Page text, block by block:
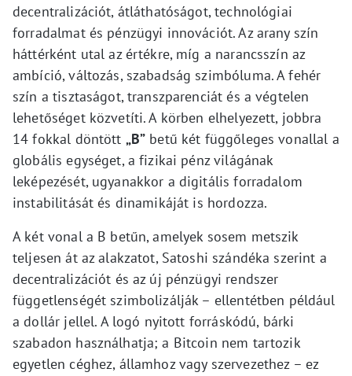
decentralizációt, átláthatóságot, technológiai
forradalmat és pénzügyi innovációt. Az arany szín
háttérként utal az értékre, míg a narancsszín az
ambíció, változás, szabadság szimbóluma. A fehér
szín a tisztaságot, transzparenciát és a végtelen
lehetőséget közvetíti. A körben elhelyezett, jobbra
14 fokkal döntött „B” betű két függőleges vonallal a
globális egységet, a fizikai pénz világának
leképezését, ugyanakkor a digitális forradalom
instabilitását és dinamikáját is hordozza.
A két vonal a B betűn, amelyek sosem metszik
teljesen át az alakzatot, Satoshi szándéka szerint a
decentralizációt és az új pénzügyi rendszer
függetlenségét szimbolizálják – ellentétben például
a dollár jellel. A logó nyitott forráskódú, bárki
szabadon használhatja; a Bitcoin nem tartozik
egyetlen céghez, államhoz vagy szervezethez – ez